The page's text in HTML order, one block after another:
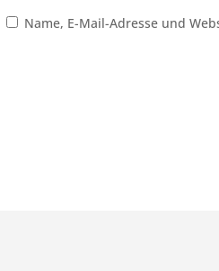
Name, E-Mail-Adresse und